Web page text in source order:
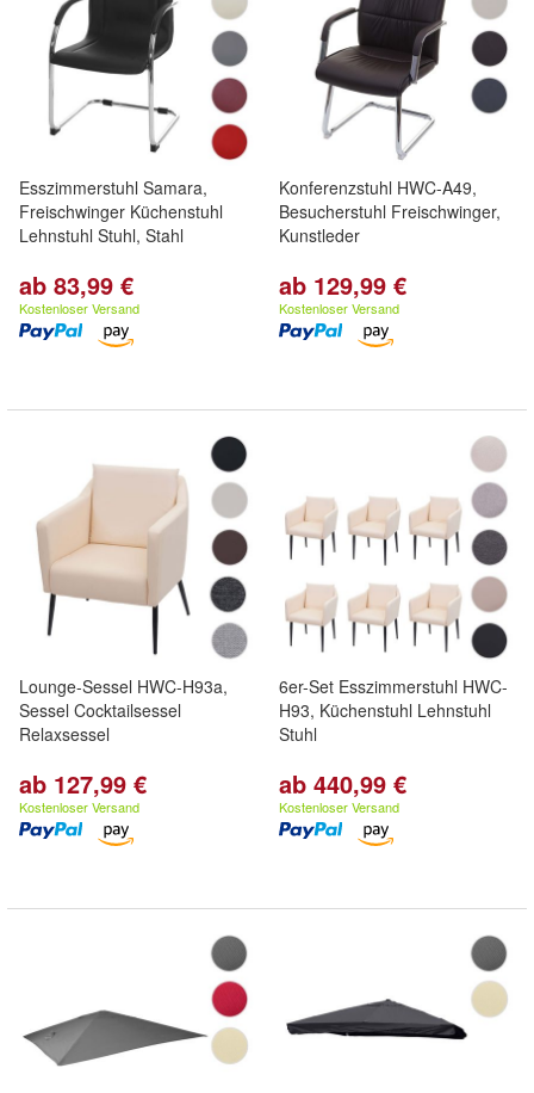
Esszimmerstuhl Samara,
Freischwinger Küchenstuhl
Lehnstuhl Stuhl, Stahl
ab 83,99 €
Kostenloser Versand
Konferenzstuhl HWC-A49,
Besucherstuhl Freischwinger,
Kunstleder
ab 129,99 €
Kostenloser Versand
Lounge-Sessel HWC-H93a,
Sessel Cocktailsessel
Relaxsessel
ab 127,99 €
Kostenloser Versand
6er-Set Esszimmerstuhl HWC-
H93, Küchenstuhl Lehnstuhl
Stuhl
ab 440,99 €
Kostenloser Versand